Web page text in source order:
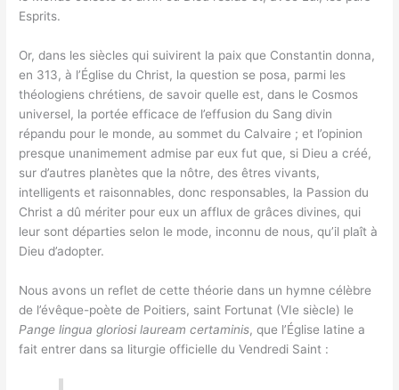
Esprits.
Or, dans les siècles qui suivirent la paix que Constantin donna,
en 313, à l’Église du Christ, la question se posa, parmi les
théologiens chrétiens, de savoir quelle est, dans le Cosmos
universel, la portée efficace de l’effusion du Sang divin
répandu pour le monde, au sommet du Calvaire ; et l’opinion
presque unanimement admise par eux fut que, si Dieu a créé,
sur d’autres planètes que la nôtre, des êtres vivants,
intelligents et raisonnables, donc responsables, la Passion du
Christ a dû mériter pour eux un afflux de grâces divines, qui
leur sont départies selon le mode, inconnu de nous, qu’il plaît à
Dieu d’adopter.
Nous avons un reflet de cette théorie dans un hymne célèbre
de l’évêque-poète de Poitiers, saint Fortunat (VIe siècle) le
Pange lingua gloriosi lauream certaminis, que l’Église latine a
fait entrer dans sa liturgie officielle du Vendredi Saint :